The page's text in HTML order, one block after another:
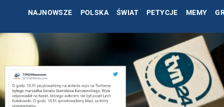
NAJNOWSZE POLSKA ŚWIAT PETYCJE MEMY